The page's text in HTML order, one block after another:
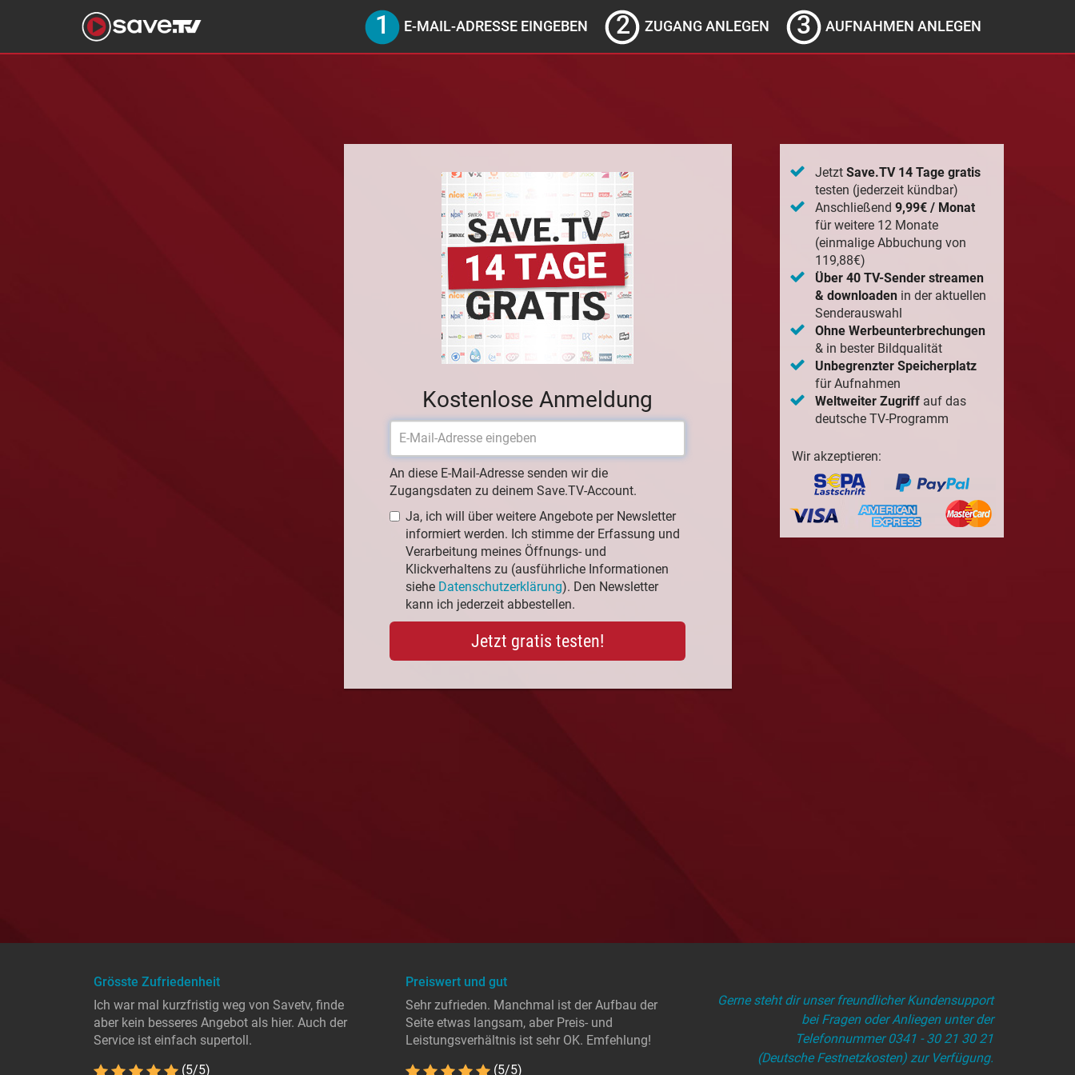
E-MAIL-ADRESSE EINGEBEN ZUGANG ANLEGEN AUFNAHMEN ANLEGEN
Kostenlose Anmeldung
An diese E-Mail-Adresse senden wir die
Zugangsdaten zu deinem Save.TV-Account.
Ja, ich will über weitere Angebote per Newsletter
informiert werden. Ich stimme der Erfassung und
Verarbeitung meines Öffnungs- und
Klickverhaltens zu (ausführliche Informationen
siehe Datenschutzerklärung). Den Newsletter
kann ich jederzeit abbestellen.
Jetzt gratis testen!
Jetzt Save.TV 14 Tage gratis
testen (jederzeit kündbar)
Anschließend 9,99€ / Monat
für weitere 12 Monate
(einmalige Abbuchung von
119,88€)
Über 40 TV-Sender streamen
& downloadenin der aktuellen
Senderauswahl
Ohne Werbeunterbrechungen
& in bester Bildqualität
Unbegrenzter Speicherplatz
für Aufnahmen
Weltweiter Zugriffauf das
deutsche TV-Programm
Wir akzeptieren:
Grösste Zufriedenheit
Ich war mal kurzfristig weg von Savetv, finde
aber kein besseres Angebot als hier. Auch der
Service ist einfach supertoll.
(5/5)
Preiswert und gut
Sehr zufrieden. Manchmal ist der Aufbau der
Seite etwas langsam, aber Preis- und
Leistungsverhältnis ist sehr OK. Emfehlung!
(5/5)
Gerne steht dir unser freundlicher Kundensupport
bei Fragen oder Anliegen unter der
Telefonnummer 0341 - 30 21 30 21
(Deutsche Festnetzkosten) zur Verfügung.